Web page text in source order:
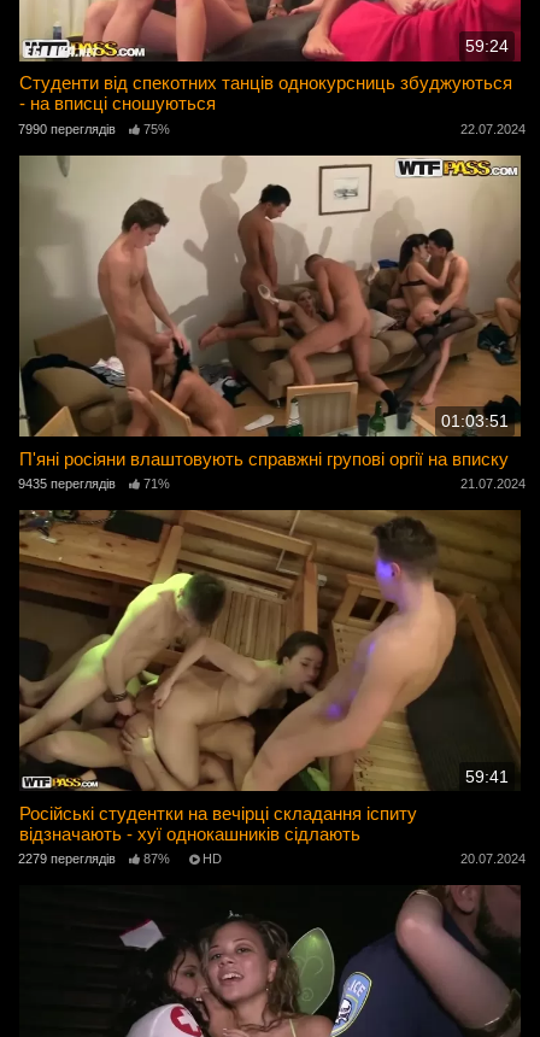
59:24
Студенти від спекотних танців однокурсниць збуджуються
- на вписці сношуються
7990 переглядів 75% 22.07.2024
01:03:51
П'яні росіяни влаштовують справжні групові оргії на вписку
9435 переглядів 71% 21.07.2024
59:41
Російські студентки на вечірці складання іспиту
відзначають - хуї однокашників сідлають
2279 переглядів 87% HD 20.07.2024